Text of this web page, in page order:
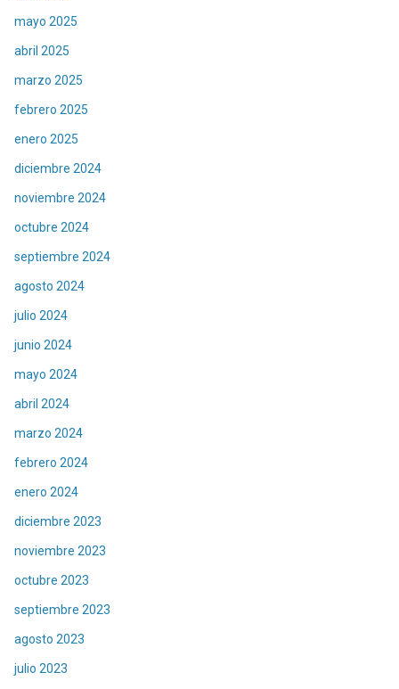
mayo 2025
abril 2025
marzo 2025
febrero 2025
enero 2025
diciembre 2024
noviembre 2024
octubre 2024
septiembre 2024
agosto 2024
julio 2024
junio 2024
mayo 2024
abril 2024
marzo 2024
febrero 2024
enero 2024
diciembre 2023
noviembre 2023
octubre 2023
septiembre 2023
agosto 2023
julio 2023